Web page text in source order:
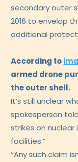
secondary outer
2016 to envelop
additional
According to
armed drone
the outer shell.
It’s still unclear
spokesperson
strikes on
facilities.”
“Any such claim